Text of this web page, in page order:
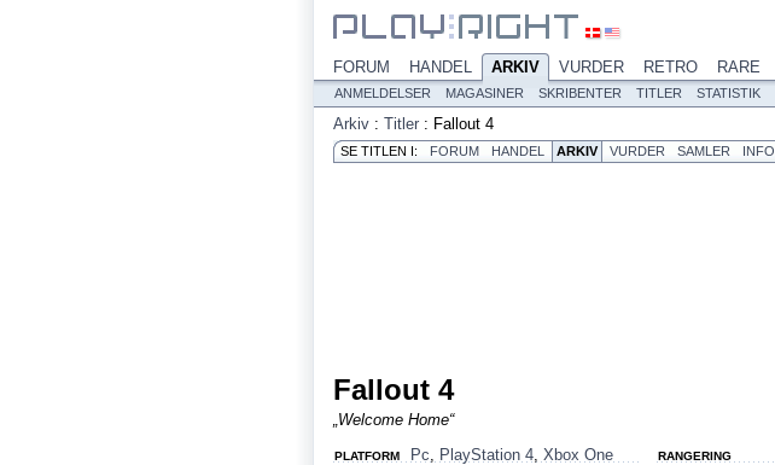
FORUM HANDEL ARKIV VURDER RETRO RARE
ANMELDELSER MAGASINER SKRIBENTER TITLER STATISTIK
Arkiv : Titler : Fallout 4
SE TITLEN I: FORUM HANDEL ARKIV VURDER SAMLER INFO
Fallout 4
„Welcome Home“
PLATFORM Pc, PlayStation 4, Xbox One RANGERING